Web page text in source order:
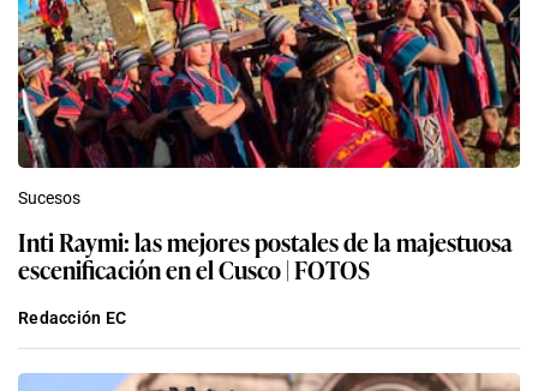
Sucesos
Inti Raymi: las mejores postales de la majestuosa
escenificación en el Cusco | FOTOS
Redacción EC